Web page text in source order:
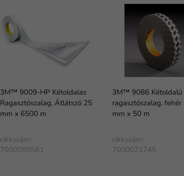
3M™ 9009-HP Kétoldalas
Ragasztószalag, Átlátszó 25
mm x 6500 m
cikkszám:
7000095581
3M™ 9086 Kétoldalú
ragasztószalag,
mm x 50 m
cikkszám:
7000071745